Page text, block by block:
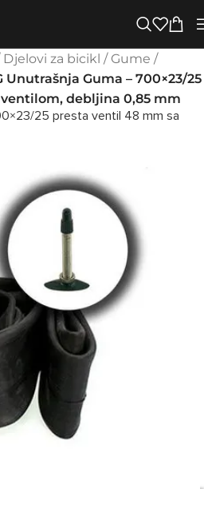
Djelovi za bicikl / Gume /
Unutrašnja Guma – 700×23/25
debljina 0,85 mm
25 presta ventil 48 mm sa